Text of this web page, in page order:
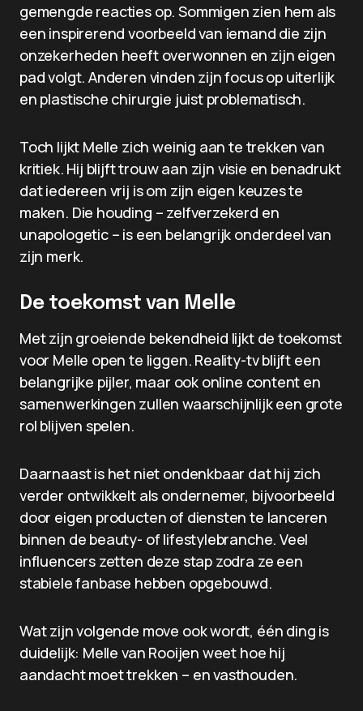
gemengde reacties op. Sommigen zien hem als
een inspirerend voorbeeld van iemand die zijn
onzekerheden heeft overwonnen en zijn eigen
pad volgt. Anderen vinden zijn focus op uiterlijk
en plastische chirurgie juist problematisch.
Toch lijkt Melle zich weinig aan te trekken van
kritiek. Hij blijft trouw aan zijn visie en benadrukt
dat iedereen vrij is om zijn eigen keuzes te
maken. Die houding – zelfverzekerd en
unapologetic – is een belangrijk onderdeel van
zijn merk.
De toekomst van Melle
Met zijn groeiende bekendheid lijkt de toekomst
voor Melle open te liggen. Reality-tv blijft een
belangrijke pijler, maar ook online content en
samenwerkingen zullen waarschijnlijk een grote
rol blijven spelen.
Daarnaast is het niet ondenkbaar dat hij zich
verder ontwikkelt als ondernemer, bijvoorbeeld
door eigen producten of diensten te lanceren
binnen de beauty- of lifestylebranche. Veel
influencers zetten deze stap zodra ze een
stabiele fanbase hebben opgebouwd.
Wat zijn volgende move ook wordt, één ding is
duidelijk: Melle van Rooijen weet hoe hij
aandacht moet trekken – en vasthouden.